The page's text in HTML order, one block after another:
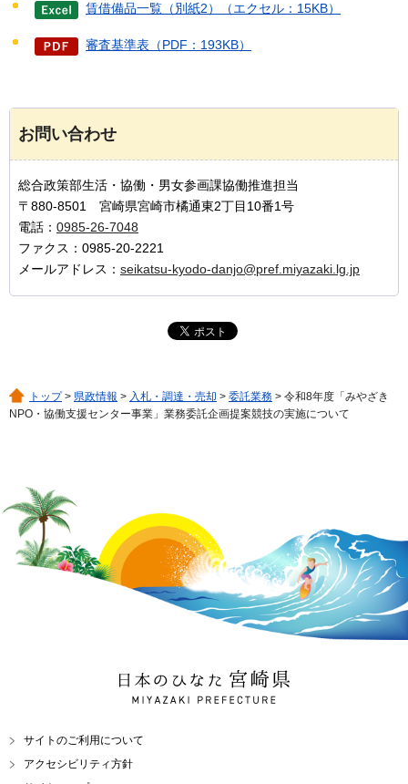
賃借備品一覧（別紙2）（エクセル：15KB）
審査基準表（PDF：193KB）
お問い合わせ
総合政策部生活・協働・男女参画課協働推進担当
〒880-8501 宮崎県宮崎市橘通東2丁目10番1号
電話： 0985-26-7048
ファクス：0985-20-2221
メールアドレス： seikatsu-kyodo-danjo@pref.miyazaki.lg.jp
トップ> 県政情報 > 入札・調達・売却 > 委託業務 > 令和8年度「みやざき
NPO・協働支援センター事業」業務委託企画提案競技の実施について
日本のひなた 宮崎県
MIYAZAKI PREFECTURE
サイトのご利用について
アクセシビリティ方針